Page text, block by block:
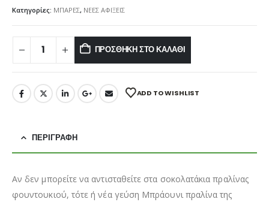
Κατηγορίες: ΜΠΑΡΕΣ, ΝΕΕΣ ΑΦΙΞΕΙΣ
ΠΡΟΣΘΉΚΗ ΣΤΟ ΚΑΛΆΘΙ
ADD TO WISHLIST
ΠΕΡΙΓΡΑΦΉ
Αν δεν μπορείτε να αντισταθείτε στα σοκολατάκια πραλίνας
φουντουκιού, τότε ή νέα γεύση Μπράουνι πραλίνα της